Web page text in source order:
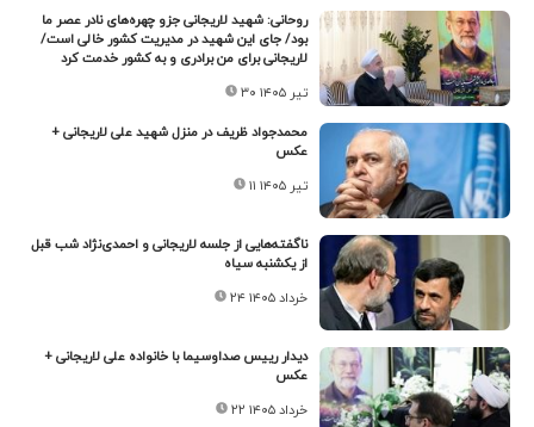
روحانی: شهید لاریجانی جزو چهره‌های نادر عصر ما
بود/ جای این شهید در مدیریت کشور خالی است/
لاریجانی برای من برادری و به کشور خدمت کرد
۳۰ تیر ۱۴۰۵
محمدجواد ظریف در منزل شهید علی لاریجانی +
عکس
۱۱ تیر ۱۴۰۵
ناگفته‌هایی از جلسه لاریجانی و احمدی‌نژاد شب قبل
از یکشنبه سیاه
۲۴ خرداد ۱۴۰۵
دیدار رییس صداوسیما با خانواده علی لاریجانی +
عکس
۲۲ خرداد ۱۴۰۵